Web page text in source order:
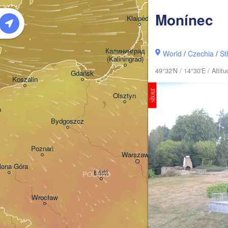
Monínec
World /Czechia /
49°32'N / 14°30'E /
Warszawa
Łódź
Wrocław
Poznań
Olsztyn
Koszalin
Klaipėda
Góra
Gdańsk
Калининград
(Kaliningrad)
Bydgoszcz
POLAND
Lublin
Брэст
(Brest)